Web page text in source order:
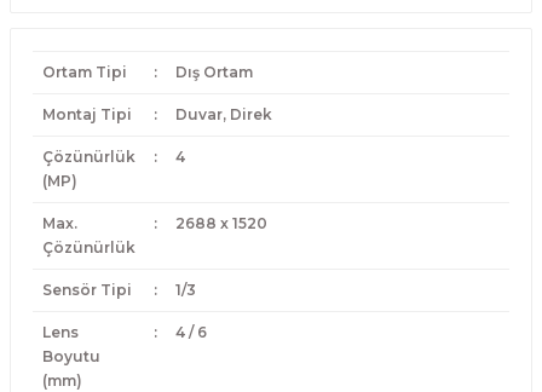
Ortam Tipi : Dış Ortam
Montaj Tipi : Duvar, Direk
Çözünürlük
(MP)
: 4
Max.
Çözünürlük
: 2688 x 1520
Sensör Tipi : 1/3
Lens
Boyutu
(mm)
: 4 / 6